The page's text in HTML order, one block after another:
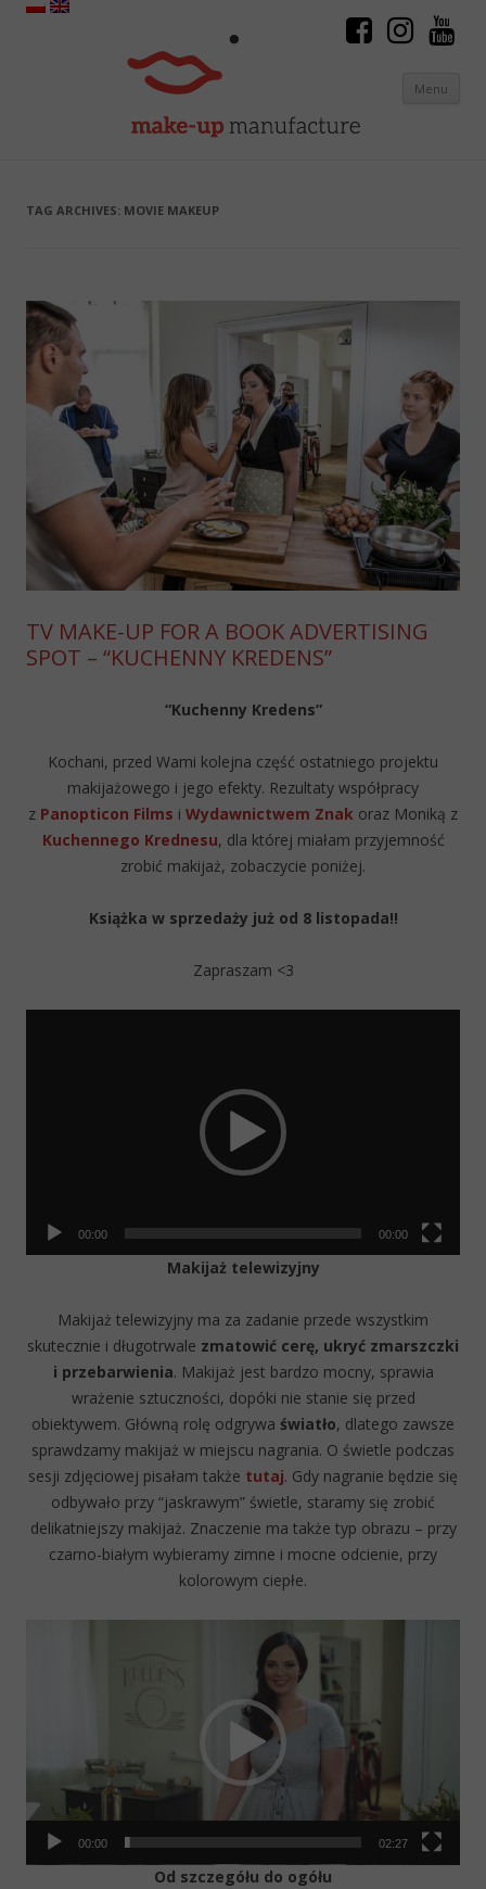
Menu
TAG ARCHIVES: MOVIE MAKEUP
TV MAKE-UP FOR A BOOK ADVERTISING
SPOT – “KUCHENNY KREDENS”
“Kuchenny Kredens”
Kochani, przed Wami kolejna część ostatniego projektu
makijażowego i jego efekty. Rezultaty współpracy
z Panopticon Films i Wydawnictwem Znak oraz Moniką z
Kuchennego Krednesu, dla której miałam przyjemność
zrobić makijaż, zobaczycie poniżej.
Książka w sprzedaży już od 8 listopada!!
Zapraszam <3
00:00 00:00
Makijaż telewizyjny
Makijaż telewizyjny ma za zadanie przede wszystkim
skutecznie i długotrwale zmatowić cerę, ukryć zmarszczki
i przebarwienia. Makijaż jest bardzo mocny, sprawia
wrażenie sztuczności, dopóki nie stanie się przed
obiektywem. Główną rolę odgrywa światło, dlatego zawsze
sprawdzamy makijaż w miejscu nagrania. O świetle podczas
sesji zdjęciowej pisałam także tutaj. Gdy nagranie będzie się
odbywało przy “jaskrawym” świetle, staramy się zrobić
delikatniejszy makijaż. Znaczenie ma także typ obrazu – przy
czarno-białym wybieramy zimne i mocne odcienie, przy
kolorowym ciepłe.
00:00 02:27
Od szczegółu do ogółu